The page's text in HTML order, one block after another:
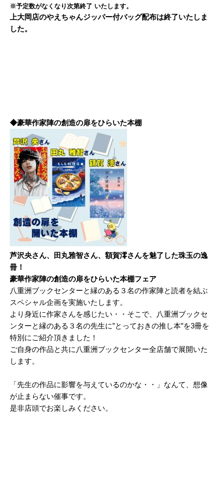
※予定数がなくなり次第終了 いたします。
上大岡店のやえちゃんジッパー付バッグ配布は終了いたしま
した。
◆豪華作家陣の創造の扉をひらいた本棚
芦沢央さん、田丸雅智さん、額賀澪さんを魅了した珠玉の逸
冊！
豪華作家陣の創造の扉をひらいた本棚フェア
八重洲ブックセンターと縁のある３名の作家陣と読者を結ぶ
スペシャル企画を実施いたします。
より身近に作家さんを感じたい・・そこで、八重洲ブックセ
ンターと縁のある３名の先生に”とっておきの推し本”を3冊を
特別にご紹介頂きました！
ご自身の作品と共に八重洲ブックセンター全店舗で展開いた
します。
「先生の作品に影響を与えているのかな・・」なんて、想像
が止まらない催事です。
是非店頭でお楽しみください。